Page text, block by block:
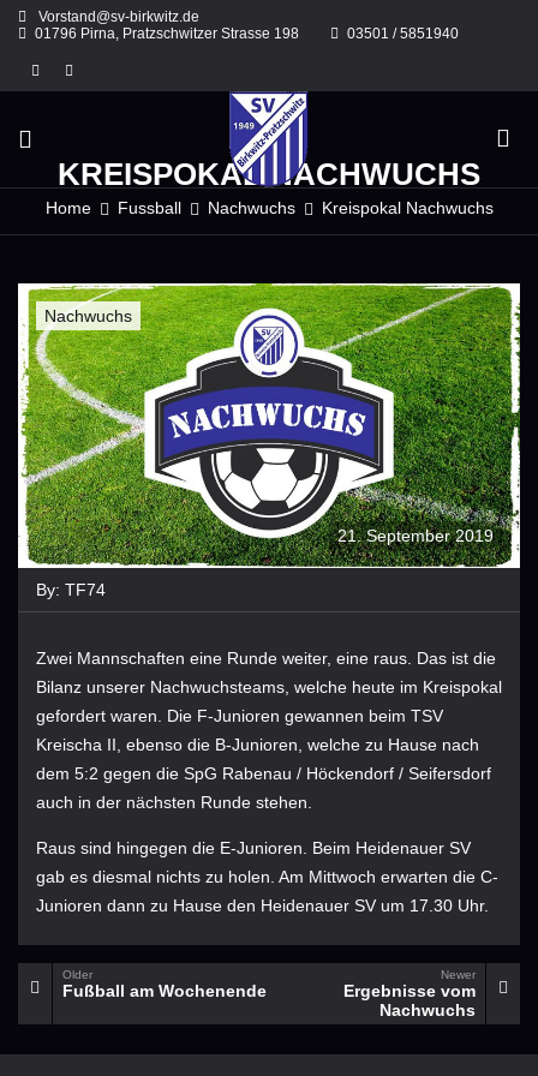
Skip
Vorstand@sv-birkwitz.de
01796 Pirna, Pratzschwitzer Strasse 198
03501 / 5851940
KREISPOKAL NACHWUCHS
Home Fussball Nachwuchs Kreispokal Nachwuchs
Nachwuchs
21. September 2019
By: TF74
Zwei Mannschaften eine Runde weiter, eine raus. Das ist die
Bilanz unserer Nachwuchsteams, welche heute im Kreispokal
gefordert waren. Die F-Junioren gewannen beim TSV
Kreischa II, ebenso die B-Junioren, welche zu Hause nach
dem 5:2 gegen die SpG Rabenau / Höckendorf / Seifersdorf
auch in der nächsten Runde stehen.
Raus sind hingegen die E-Junioren. Beim Heidenauer SV
gab es diesmal nichts zu holen. Am Mittwoch erwarten die C-
Junioren dann zu Hause den Heidenauer SV um 17.30 Uhr.
Older
Fußball am Wochenende
Newer
Ergebnisse vom
Nachwuchs